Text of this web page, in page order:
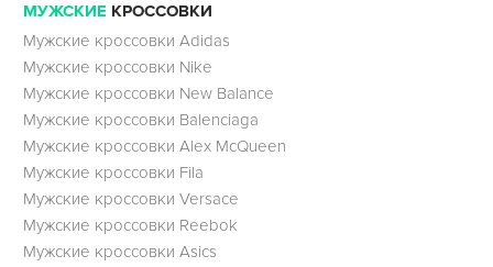
МУЖСКИЕ КРОССОВКИ
Мужские кроссовки Adidas
Мужские кроссовки Nike
Мужские кроссовки New Balance
Мужские кроссовки Balenciaga
Мужские кроссовки Alex McQueen
Мужские кроссовки Fila
Мужские кроссовки Versace
Мужские кроссовки Reebok
Мужские кроссовки Asics